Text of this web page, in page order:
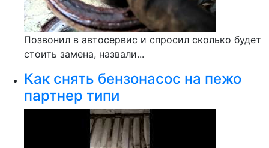
Позвонил в автосервис и спросил сколько будет
стоить замена, назвали...
Как снять бензонасос на пежо
партнер типи